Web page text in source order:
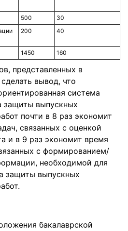
500
30
200 40
1450 160
представленных в
вывод, что
система
защиты выпускных
почти в 8 раз экономит
связанных с оценкой
и в 9 раз экономит время
с формированием/
необходимой для
защиты выпускных
бакалаврской